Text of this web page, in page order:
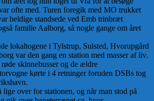
ofte med. Turen foregik med MO trukket
heldige standsede ved Emb trinbræt
familie Aalborg, så nogle gange om året
lokaltogene i Tylstrup, Sulsted, Hvorupgård
var den gang en station med masser af liv.
skinnebusser og de ældre
kørte i 4 retninger foruden DSBs tog
over for stationen, og når man stod på